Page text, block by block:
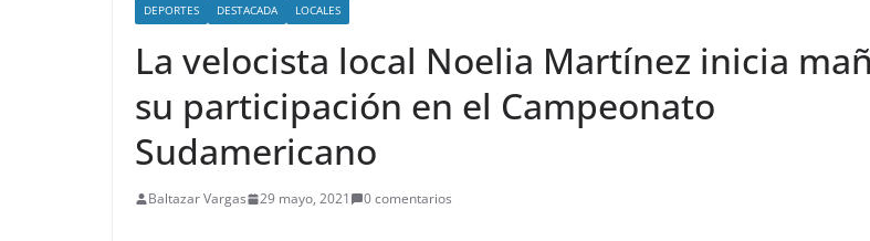
DEPORTES DESTACADA LOCALES
La velocista local Noelia Martínez inicia
su participación en el Campeonato
Sudamericano
Baltazar Vargas 29 mayo, 2021 0 comentarios